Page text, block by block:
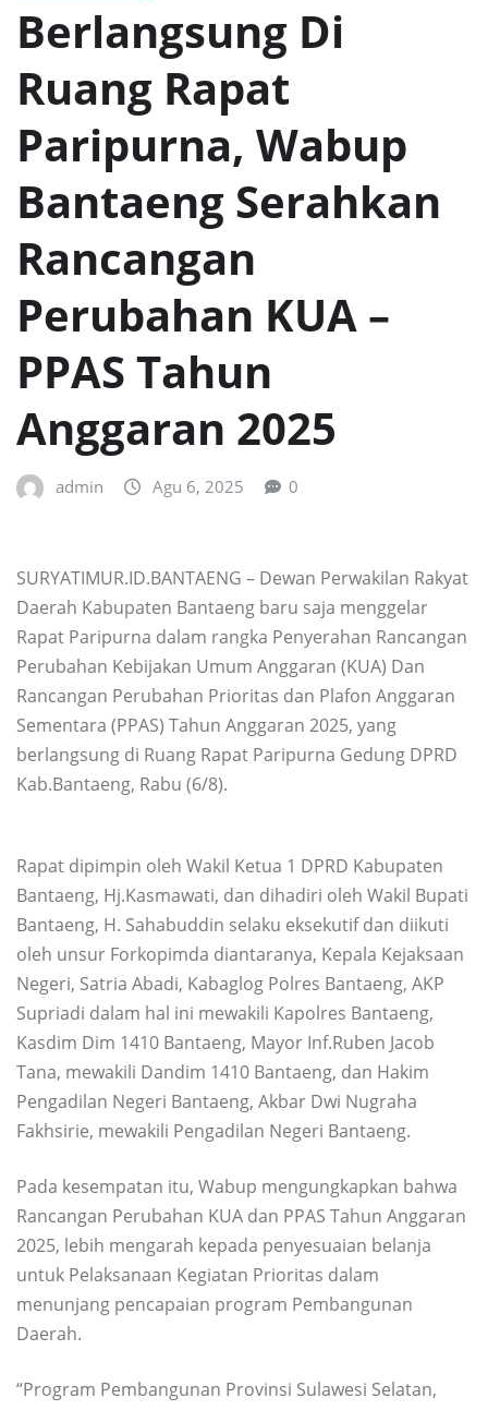
Berlangsung Di
Ruang Rapat
Paripurna, Wabup
Bantaeng Serahkan
Rancangan
Perubahan KUA –
PPAS Tahun
Anggaran 2025
admin Agu 6, 2025 0
SURYATIMUR.ID.BANTAENG – Dewan Perwakilan Rakyat
Daerah Kabupaten Bantaeng baru saja menggelar
Rapat Paripurna dalam rangka Penyerahan Rancangan
Perubahan Kebijakan Umum Anggaran (KUA) Dan
Rancangan Perubahan Prioritas dan Plafon Anggaran
Sementara (PPAS) Tahun Anggaran 2025, yang
berlangsung di Ruang Rapat Paripurna Gedung DPRD
Kab.Bantaeng, Rabu (6/8).
Rapat dipimpin oleh Wakil Ketua 1 DPRD Kabupaten
Bantaeng, Hj.Kasmawati, dan dihadiri oleh Wakil Bupati
Bantaeng, H. Sahabuddin selaku eksekutif dan diikuti
oleh unsur Forkopimda diantaranya, Kepala Kejaksaan
Negeri, Satria Abadi, Kabaglog Polres Bantaeng, AKP
Supriadi dalam hal ini mewakili Kapolres Bantaeng,
Kasdim Dim 1410 Bantaeng, Mayor Inf.Ruben Jacob
Tana, mewakili Dandim 1410 Bantaeng, dan Hakim
Pengadilan Negeri Bantaeng, Akbar Dwi Nugraha
Fakhsirie, mewakili Pengadilan Negeri Bantaeng.
Pada kesempatan itu, Wabup mengungkapkan bahwa
Rancangan Perubahan KUA dan PPAS Tahun Anggaran
2025, lebih mengarah kepada penyesuaian belanja
untuk Pelaksanaan Kegiatan Prioritas dalam
menunjang pencapaian program Pembangunan
Daerah.
“Program Pembangunan Provinsi Sulawesi Selatan,